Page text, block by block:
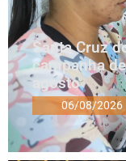
Santa Cruz
campanha
agosto
06/08/2026